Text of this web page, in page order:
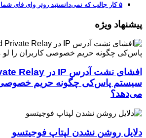
۵ کار جالب که نمی‌دانستید روتر وای فای شما می‌تواند انجام دهد
پیشنهاد ویژه
سیستم پاس‌کی چگونه حریم خصوصی
می‌دهد؟
دلایل روشن نشدن لپتاپ فوجیتسو